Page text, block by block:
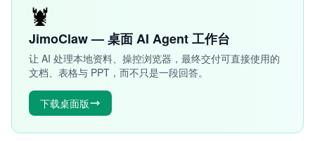
🦞
JimoClaw — 桌面 AI Agent 工作台
让 AI 处理本地资料、操控浏览器，最终交付可直接使用的
文档、表格与 PPT，而不只是一段回答。
下载桌面版